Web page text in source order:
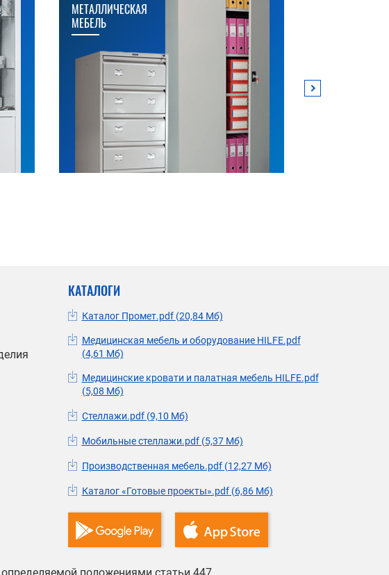
МЕТАЛЛИЧЕСКАЯ
МЕБЕЛЬ
КАТАЛОГИ
Каталог Промет.pdf (20,84 Мб)
Медицинская мебель и оборудование HILFE.pdf
(4,61 Мб)
Медицинские кровати и палатная мебель HILFE.pdf
(5,08 Мб)
Стеллажи.pdf (9,10 Мб)
Мобильные стеллажи.pdf (5,37 Мб)
Производственная мебель.pdf (12,27 Мб)
Каталог «Готовые проекты».pdf (6,86 Мб)